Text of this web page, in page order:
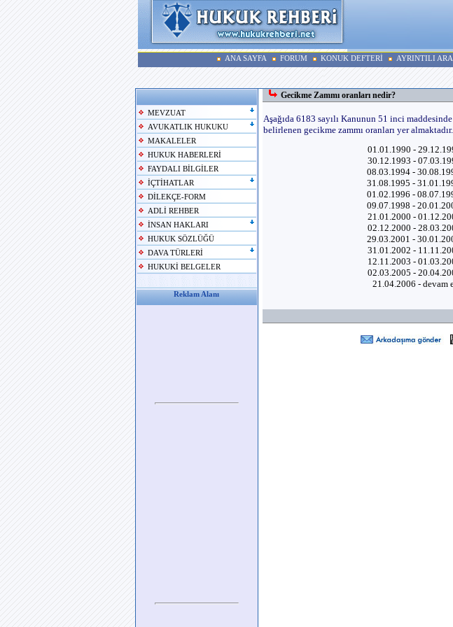
ANA SAYFA FORUM KONUK DEFTERİ AYRINTILI
MEVZUAT
AVUKATLIK HUKUKU
MAKALELER
HUKUK HABERLERİ
FAYDALI BİLGİLER
İÇTİHATLAR
DİLEKÇE-FORM
ADLİ REHBER
İNSAN HAKLARI
HUKUK SÖZLÜĞÜ
DAVA TÜRLERİ
HUKUKİ BELGELER
Reklam Alanı
Gecikme Zammı oranları nedir?
Aşağıda 6183 sayılı Kanunun 51 inci
belirlenen gecikme zammı oranları yer almaktadır.
01.01.1990 -
30.12.1993 -
08.03.1994 -
31.08.1995 -
01.02.1996 -
09.07.1998 -
21.01.2000 -
02.12.2000 -
29.03.2001 -
31.01.2002 -
12.11.2003 -
02.03.2005 -
21.04.2006 -